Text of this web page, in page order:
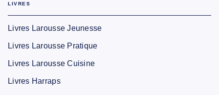
LIVRES
Livres Larousse Jeunesse
Livres Larousse Pratique
Livres Larousse Cuisine
Livres Harraps